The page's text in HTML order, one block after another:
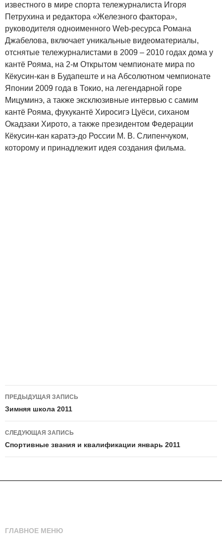
известного в мире спорта тележурналиста Игоря
Петрухина и редактора «Железного фактора»,
руководителя одноименного Web-ресурса Романа
Джабелова, включает уникальные видеоматериалы,
отснятые тележурналистами в 2009 – 2010 годах дома у
кантё Рояма, на 2-м Открытом чемпионате мира по
Кёкусин-кан в Будапеште и на Абсолютном чемпионате
Японии 2009 года в Токио, на легендарной горе
Мицуминэ, а также эксклюзивные интервью с самим
кантё Рояма, фукукантё Хиросигэ Цуёси, сиханом
Окадзаки Хирото, а также президентом Федерации
Кёкусин-кан каратэ-до России М. В. Слипенчуком,
которому и принадлежит идея создания фильма.
Навигация
по
записям
ПРЕДЫДУЩАЯ ЗАПИСЬ
Зимняя школа 2011
СЛЕДУЮЩАЯ ЗАПИСЬ
Спортивные звания и квалификации январь 2011
ГЛАВНОЕ МЕНЮ